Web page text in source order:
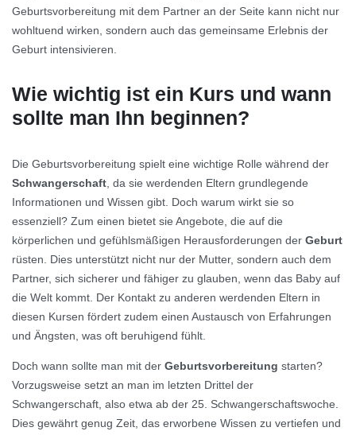
Geburtsvorbereitung mit dem Partner an der Seite kann nicht nur
wohltuend wirken, sondern auch das gemeinsame Erlebnis der
Geburt intensivieren.
Wie wichtig ist ein Kurs und wann
sollte man Ihn beginnen?
Die Geburtsvorbereitung spielt eine wichtige Rolle während der
Schwangerschaft, da sie werdenden Eltern grundlegende
Informationen und Wissen gibt. Doch warum wirkt sie so
essenziell? Zum einen bietet sie Angebote, die auf die
körperlichen und gefühlsmäßigen Herausforderungen der Geburt
rüsten. Dies unterstützt nicht nur der Mutter, sondern auch dem
Partner, sich sicherer und fähiger zu glauben, wenn das Baby auf
die Welt kommt. Der Kontakt zu anderen werdenden Eltern in
diesen Kursen fördert zudem einen Austausch von Erfahrungen
und Ängsten, was oft beruhigend fühlt.
Doch wann sollte man mit der Geburtsvorbereitung starten?
Vorzugsweise setzt an man im letzten Drittel der
Schwangerschaft, also etwa ab der 25. Schwangerschaftswoche.
Dies gewährt genug Zeit, das erworbene Wissen zu vertiefen und